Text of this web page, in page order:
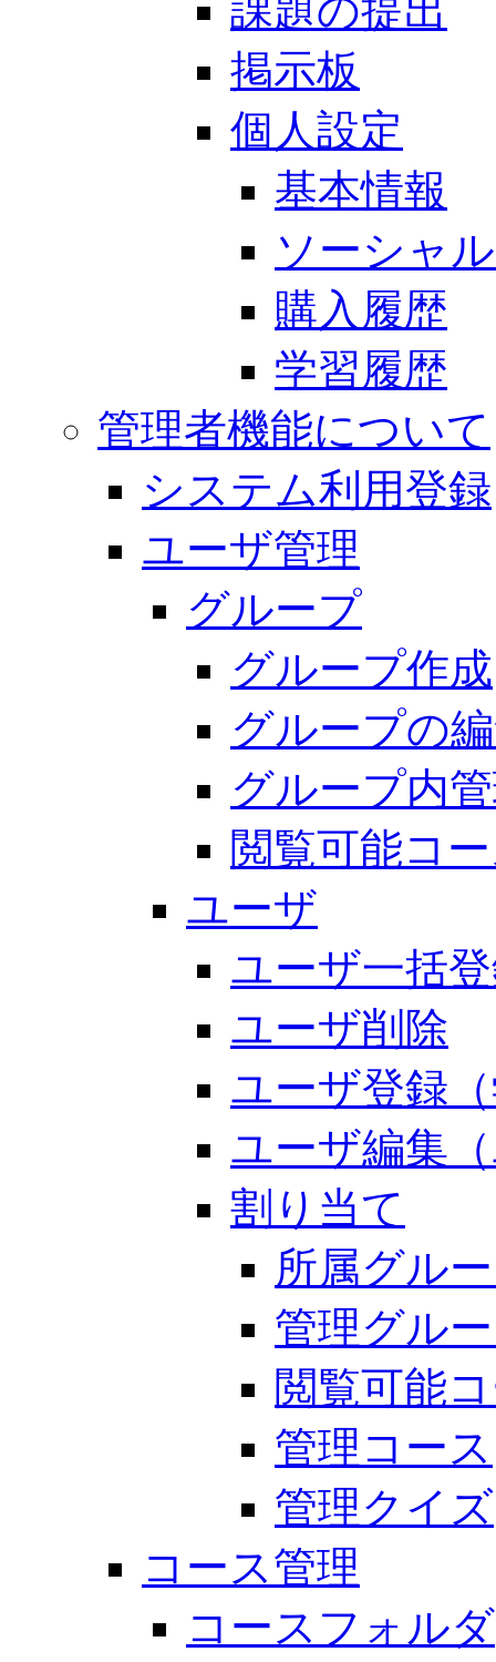
課題の提出
掲示板
個人設定
基本情報
ソーシャ
購入履歴
学習履歴
管理者機能について
システム利用登録
ユーザ管理
グループ
グループ作成
グループの
グループ内
閲覧可能コ
ユーザ
ユーザ一括
ユーザ削除
ユーザ登録
ユーザ編集
割り当て
所属グル
管理グル
閲覧可能
管理コース
管理クイズ
コース管理
コースフォルダ